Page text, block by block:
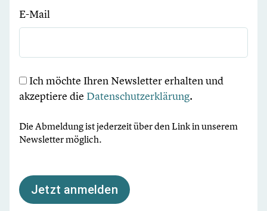
E-Mail
Ich möchte Ihren Newsletter erhalten und
akzeptiere die Datenschutzerklärung.
Die Abmeldung ist jederzeit über den Link in unserem
Newsletter möglich.
Jetzt anmelden